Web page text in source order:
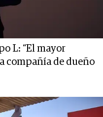
L: “El mayor
compañía de dueño